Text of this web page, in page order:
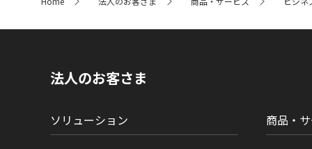
内
法人のお客さま
ソリューション 商品・